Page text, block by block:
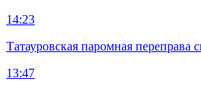
14:23
Татауровская паромная переправа
13:47